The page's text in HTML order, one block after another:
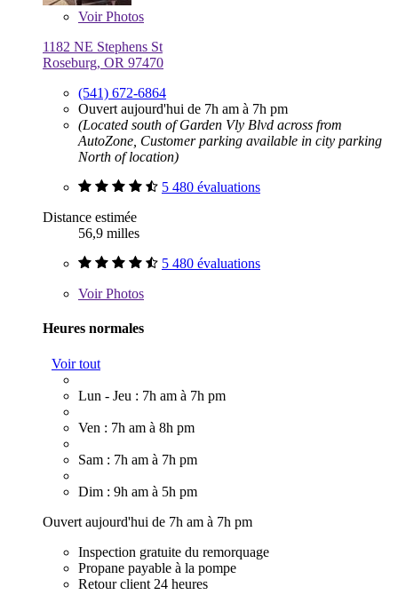
VoirPhotos
1182 NE Stephens St
Roseburg, OR 97470
(541) 672-6864
Ouvert aujourd'hui de 7h am à 7h pm
(Located south of Garden Vly Blvd across from
AutoZone, Customer parking available in city parking
North of location)
5 480 évaluations
Distance estimée
56,9 milles
5 480 évaluations
VoirPhotos
Heures normales
Voir tout
Lun - Jeu : 7h am à 7h pm
Ven : 7h am à 8h pm
Sam : 7h am à 7h pm
Dim : 9h am à 5h pm
Ouvert aujourd'hui de 7h am à 7h pm
Inspection gratuite du remorquage
Propane payable à la pompe
Retour client 24 heures